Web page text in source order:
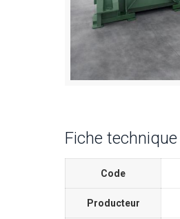
Fiche technique
Code
Producteur